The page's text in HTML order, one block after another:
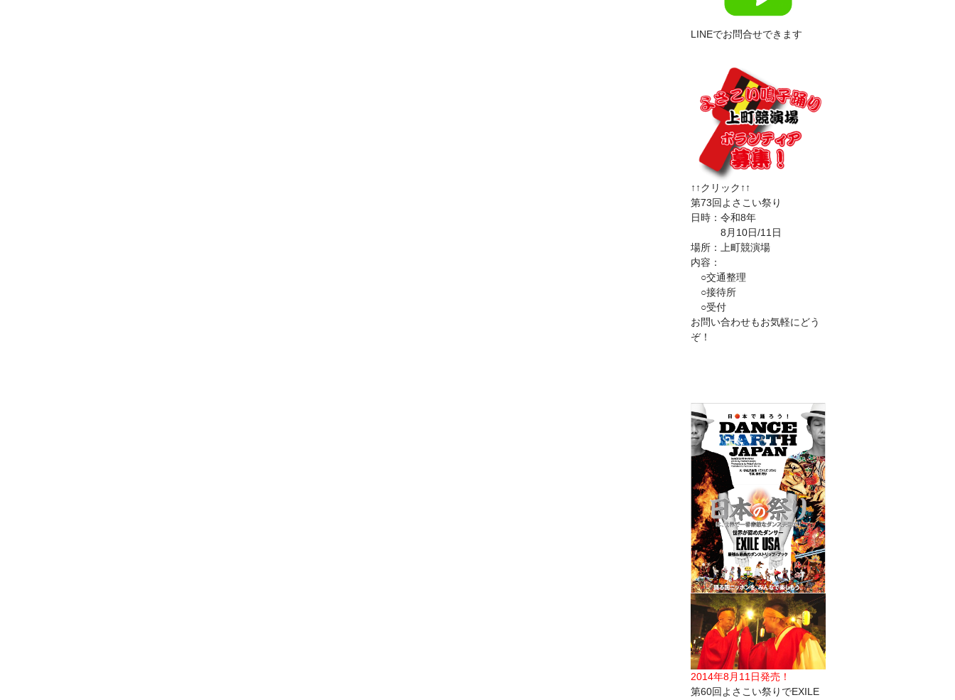
LINEでお問合せできます
↑↑クリック↑↑
第73回よさこい祭り
日時：令和8年
8月10日/11日
場所：上町競演場
内容：
○交通整理
○接待所
○受付
お問い合わせもお気軽にどう
ぞ！
2014年8月11日発売！
第60回よさこい祭りでEXILE